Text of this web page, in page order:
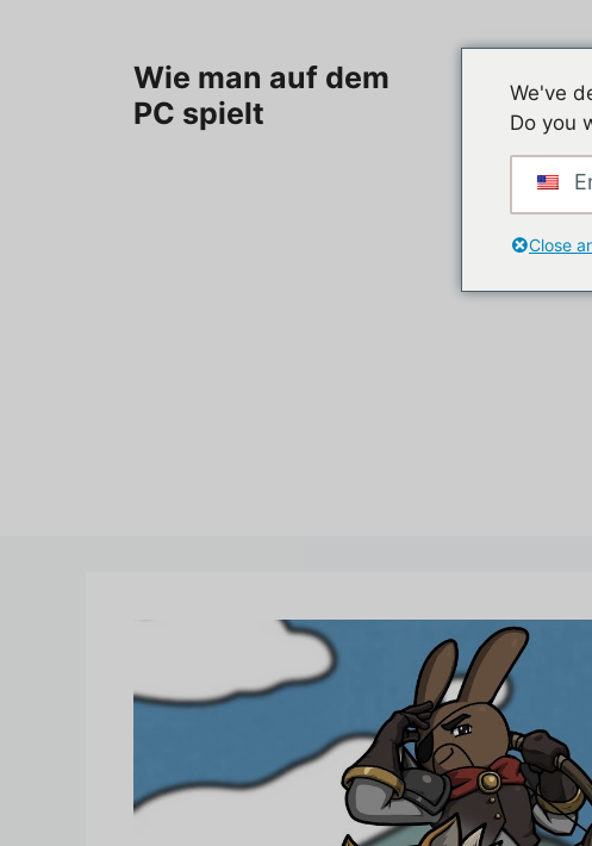
Wie man auf dem
PC spielt
Kategorie
We've
Do you
Close